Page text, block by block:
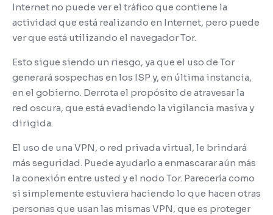
Internet no puede ver el tráfico que contiene la
actividad que está realizando en Internet, pero puede
ver que está utilizando el navegador Tor.
Esto sigue siendo un riesgo, ya que el uso de Tor
generará sospechas en los ISP y, en última instancia,
en el gobierno. Derrota el propósito de atravesar la
red oscura, que está evadiendo la vigilancia masiva y
dirigida.
El uso de una VPN, o red privada virtual, le brindará
más seguridad. Puede ayudarlo a enmascarar aún más
la conexión entre usted y el nodo Tor. Parecería como
si simplemente estuviera haciendo lo que hacen otras
personas que usan las mismas VPN, que es proteger